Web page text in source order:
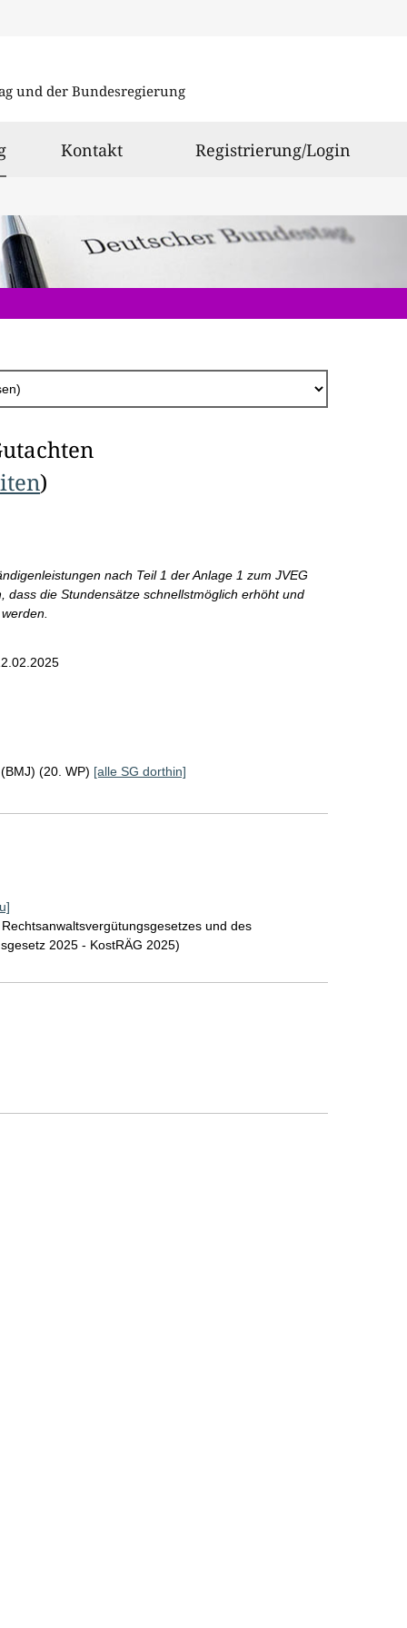
und der Bundesregierung
ausgewählt
Kontakt Registrierung/Login
)
nach Teil 1 der Anlage 1 zum JVEG
die Stundensätze schnellstmöglich erhöht und
(20. WP) [alle SG dorthin]
und des
2025 - KostRÄG 2025)